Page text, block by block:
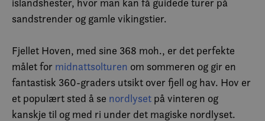
islandshester, hvor man kan få guidede turer på
sandstrender og gamle vikingstier.
Fjellet Hoven, med sine 368 moh., er det perfekte
målet for midnattsolturen om sommeren og gir en
fantastisk 360-graders utsikt over fjell og hav. Hov er
et populært sted å se nordlyset på vinteren og
kanskje til og med ri under det magiske nordlyset.